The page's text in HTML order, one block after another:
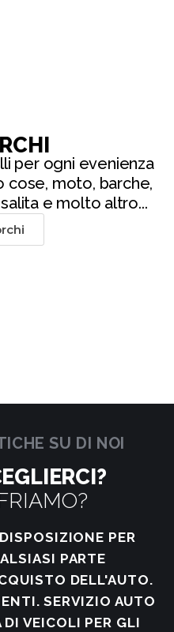
per ogni evenienza
cose, moto, barche,
e molto altro...
SU DI NOI
PER
PARTE
DELL'AUTO.
SERVIZIO AUTO
DI VEICOLI PER GLI